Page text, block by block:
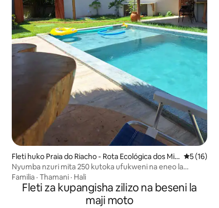
Fleti huko Praia do Riacho - Rota Ecológica dos Mila
gres
Ukadiriaji
5 (16)
Nyumba nzuri mita 250 kutoka ufukweni na eneo la
burudani
Familia · Thamani · Hali
Fleti za kupangisha zilizo na beseni la
maji moto